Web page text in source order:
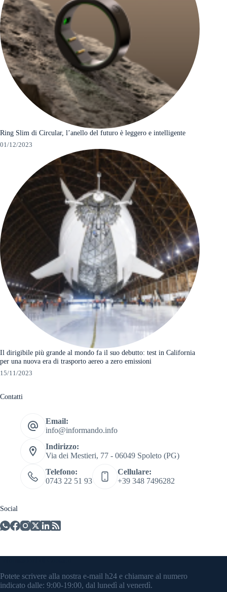
Ring Slim di Circular, l’anello del futuro è leggero e intelligente
01/12/2023
Il dirigibile più grande al mondo fa il suo debutto: test in California
per una nuova era di trasporto aereo a zero emissioni
15/11/2023
Contatti
Email:
info@informando.info
Indirizzo:
Via dei Mestieri, 77 - 06049 Spoleto (PG)
Telefono:
0743 22 51 93
Cellulare:
+39 348 7496282
Social
Potete scrivere alla nostra e-mail h24 e chiamare al numero
indicato dalle: 9:00-19:00, dal lunedì al venerdì.